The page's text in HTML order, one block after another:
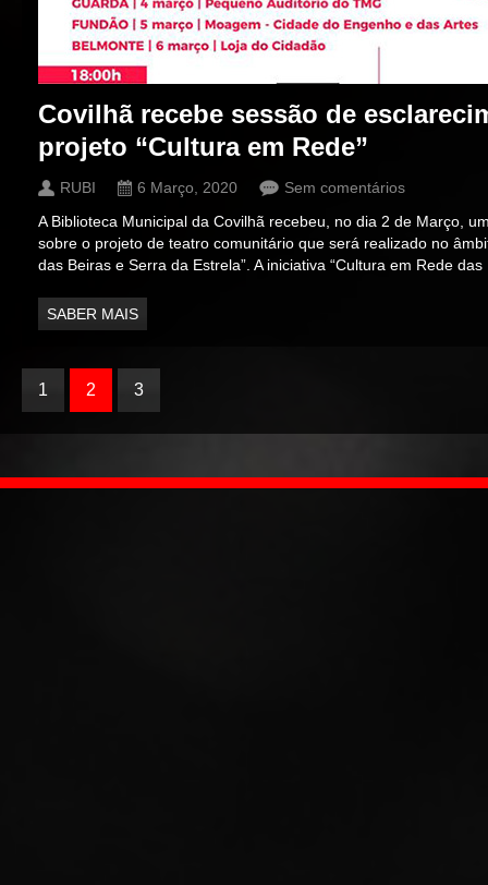
Covilhã recebe sessão de
projeto “Cultura em Rede”
RUBI 6 Março, 2020
Sem comentários
A Biblioteca Municipal da Covilhã recebeu, no dia 2 de Março,
sobre o projeto de teatro comunitário que será realizado no
das Beiras e Serra da Estrela”. A iniciativa “Cultura em Rede
SABER MAIS
1 2 3